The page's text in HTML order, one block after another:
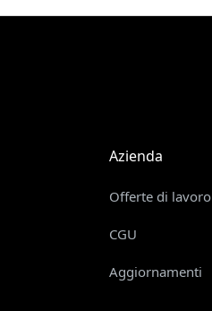
Azienda
Offerte di lavoro
CGU
Aggiornamenti